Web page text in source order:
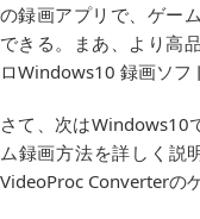
の録画アプリで、ゲー
できる。まあ、より高
ロWindows10 録画ソフ
さて、次はWindows10
ム録画方法を詳しく説
VideoProc Converterの